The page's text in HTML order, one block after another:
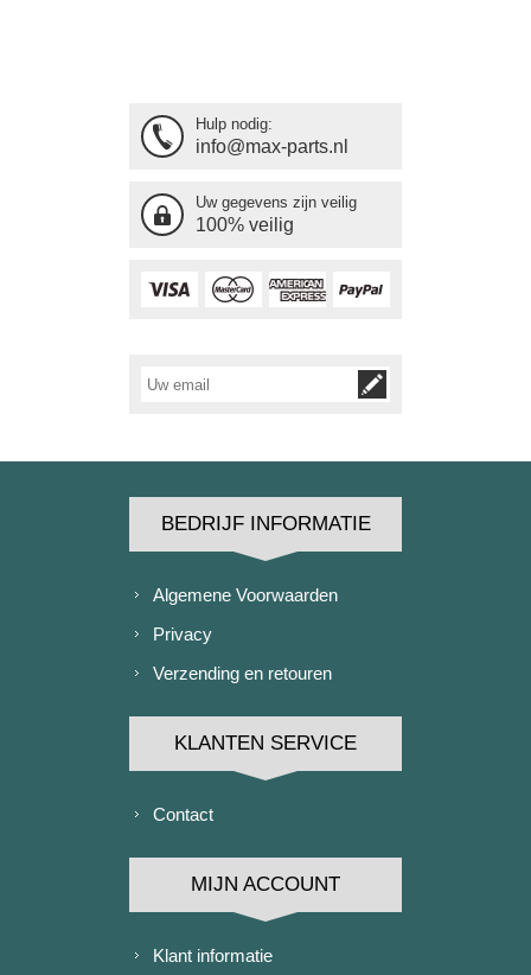
Hulp nodig:
info@max-parts.nl
Uw gegevens zijn veilig
100% veilig
BEDRIJF INFORMATIE
Algemene Voorwaarden
Privacy
Verzending en retouren
KLANTEN SERVICE
Contact
MIJN ACCOUNT
Klant informatie